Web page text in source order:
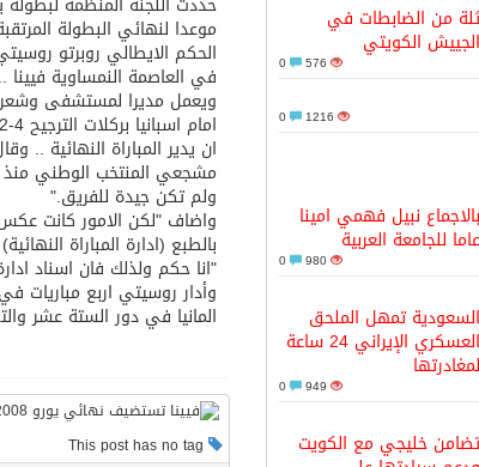
مدينة الملك سلمان للطاقة “سبارك” توقع اتفاقية
كسوة الكعبة تعتلي البيت العتيق
“سبيس إكس” تطلق 24 قمرًا صناعيًا جديدًا إلى الفضاء
ثلة من الضابطات في
الجييش الكويتي
576
1216
بالاجماع نبيل فهمي امينا
عاما للجامعة العربية
980
السعودية تمهل الملحق
العسكري الإيراني 24 ساعة
لمغادرتها
949
تضامن خليجي مع الكويت
موعدا لنهائي البطولة
الحكم الايطالي روبرتو روسيتي
في العاصمة النمساوية فيينا .. ويبلغ روسيتي
ويعمل مديرا لمستشفى وشعر
امام اسبانيا بركلات الترجيح 4-2 الاحد. . وبخروج ايطاليا من البطولة اصبح من الممكن له
ان يدير المباراة النهائية
مشجعي المنتخب الوطني منذ
ولم تكن جيدة للفريق."
واضاف "لكن الامور كانت عكس
بالطبع (ادارة المباراة
"انا حكم ولذلك فان اسناد
وأدار روسيتي اربع مباريات في كأس العالم 2006 في
المانيا في دور الستة عشر